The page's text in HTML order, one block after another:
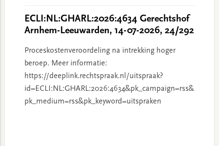
ECLI:NL:GHARL:2026:4634 Gerechtshof
Arnhem-Leeuwarden, 14-07-2026, 24/292
Proceskostenveroordeling na intrekking hoger
beroep. Meer informatie:
https://deeplink.rechtspraak.nl/uitspraak?
id=ECLI:NL:GHARL:2026:4634&pk_campaign=rss&
pk_medium=rss&pk_keyword=uitspraken